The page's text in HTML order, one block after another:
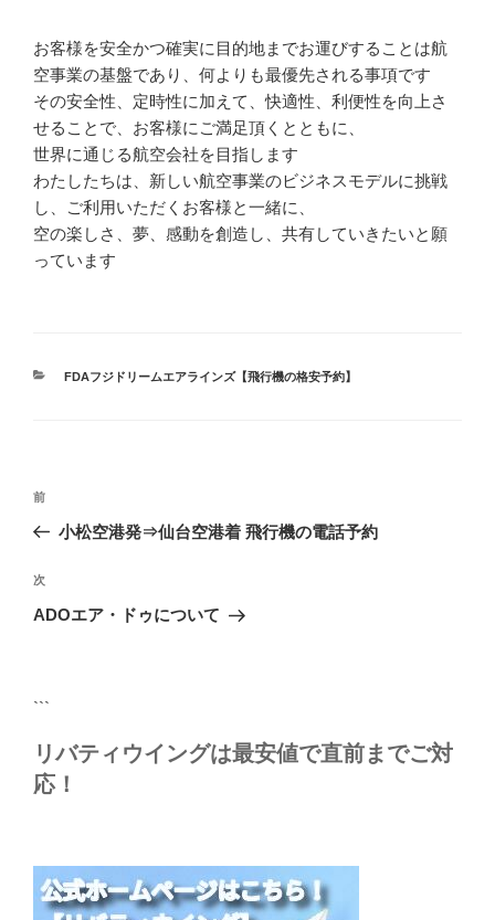
お客様を安全かつ確実に目的地までお運びすることは航
空事業の基盤であり、何よりも最優先される事項です
その安全性、定時性に加えて、快適性、利便性を向上さ
せることで、お客様にご満足頂くとともに、
世界に通じる航空会社を目指します
わたしたちは、新しい航空事業のビジネスモデルに挑戦
し、ご利用いただくお客様と一緒に、
空の楽しさ、夢、感動を創造し、共有していきたいと願
っています
カ
FDAフジドリームエアラインズ【飛行機の格安予約】
投
ビ
ゲ
ョ
前
の
稿
前
小松空港発⇒仙台空港着 飛行機の電話予約
次
の
次
ADOエア・ドゥについて
```
リバティウイングは最安値で直前までご対
応！